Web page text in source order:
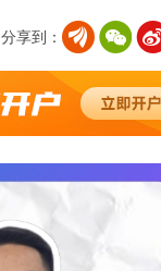
分享到：